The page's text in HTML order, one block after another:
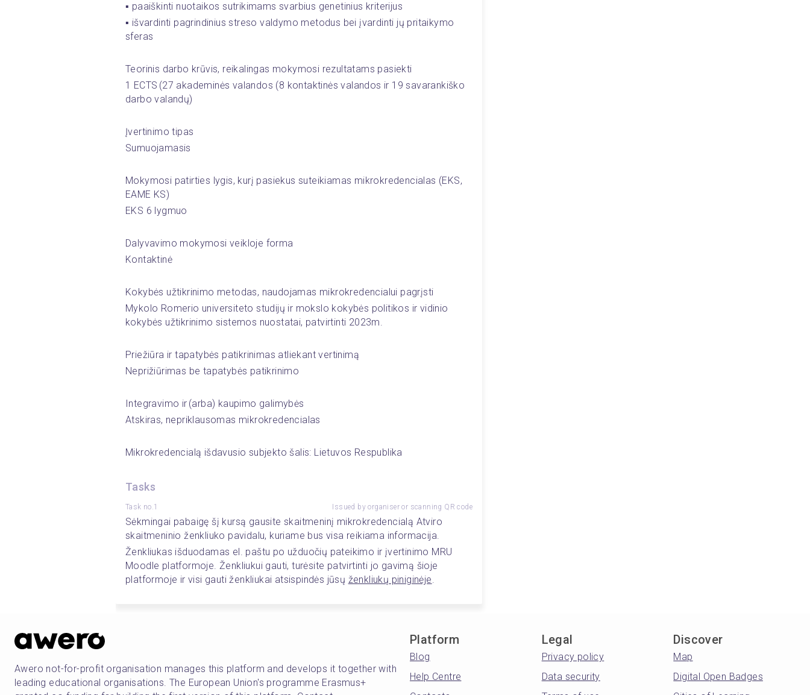
▪️ paaiškinti nuotaikos sutrikimams svarbius genetinius kriterijus
▪️ išvardinti pagrindinius streso valdymo metodus bei įvardinti jų pritaikymo
sferas
Teorinis darbo krūvis, reikalingas mokymosi rezultatams pasiekti
1 ECTS (27 akademinės valandos (8 kontaktinės valandos ir 19 savarankiško
darbo valandų)
Įvertinimo tipas
Sumuojamasis
Mokymosi patirties lygis, kurį pasiekus suteikiamas mikrokredencialas (EKS,
EAME KS)
EKS 6 lygmuo
Dalyvavimo mokymosi veikloje forma
Kontaktinė
Kokybės užtikrinimo metodas, naudojamas mikrokredencialui pagrįsti
Mykolo Romerio universiteto studijų ir mokslo kokybės politikos ir vidinio
kokybės užtikrinimo sistemos nuostatai, patvirtinti 2023m.
Priežiūra ir tapatybės patikrinimas atliekant vertinimą
Neprižiūrimas be tapatybės patikrinimo
Integravimo ir (arba) kaupimo galimybės
Atskiras, nepriklausomas mikrokredencialas
Mikrokredencialą išdavusio subjekto šalis: Lietuvos Respublika
Tasks
Task no.1 Issued by organiser or scanning QR code
Sėkmingai pabaigę šį kursą gausite skaitmeninį mikrokredencialą Atviro
skaitmeninio ženkliuko pavidalu, kuriame bus visa reikiama informacija.
Ženkliukas išduodamas el. paštu po užduočių pateikimo ir įvertinimo MRU
Moodle platformoje. Ženkliukui gauti, turėsite patvirtinti jo gavimą šioje
platformoje ir visi gauti ženkliukai atsispindės jūsų ženkliukų piniginėje.
Awero not-for-profit organisation manages this platform and develops it together with
leading educational organisations. The European Union's programme Erasmus+
Platform
Blog
Help Centre
Legal
Privacy policy
Data security
Discover
Map
Digital Open Badges